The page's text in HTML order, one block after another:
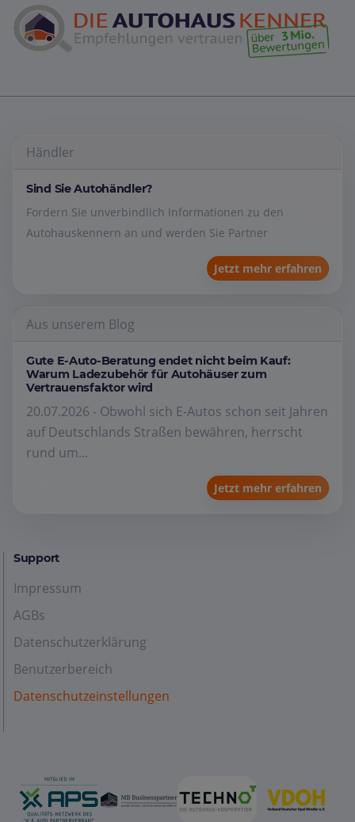
Händler
Sind Sie Autohändler?
Fordern Sie unverbindlich Informationen zu den
Autohauskennern an und werden Sie Partner
Jetzt mehr erfahren
Aus unserem Blog
Gute E-Auto-Beratung endet nicht beim Kauf:
Warum Ladezubehör für Autohäuser zum
Vertrauensfaktor wird
20.07.2026 - Obwohl sich E-Autos schon seit Jahren
auf Deutschlands Straßen bewähren, herrscht
rund um...
Jetzt mehr erfahren
Support
Impressum
AGBs
Datenschutzerklärung
Benutzerbereich
Datenschutzeinstellungen